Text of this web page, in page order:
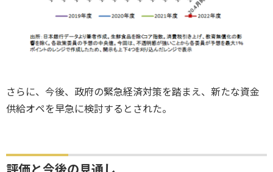
さらに、今後、政府の緊急経済対策を踏まえ、新たな資金
供給オペを早急に検討するとされた。